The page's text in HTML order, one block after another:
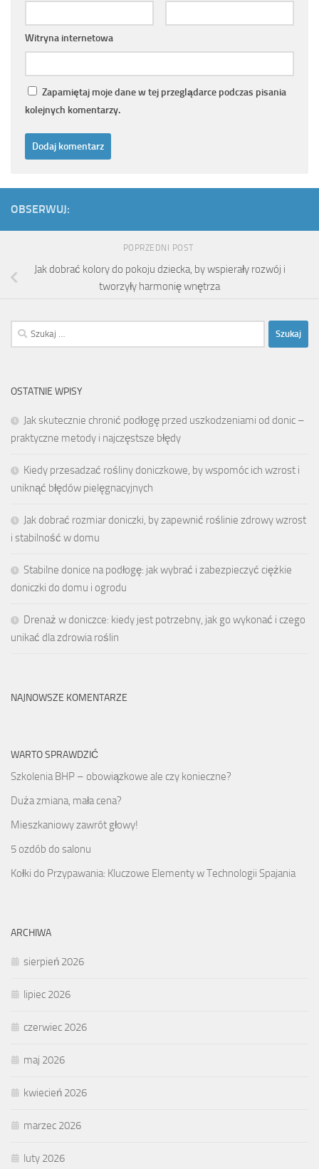
Witryna internetowa
Zapamiętaj moje dane w tej przeglądarce podczas pisania
kolejnych komentarzy.
OBSERWUJ:
POPRZEDNI POST
Jak dobrać kolory do pokoju dziecka, by wspierały rozwój i
tworzyły harmonię wnętrza
Szukaj:
OSTATNIE WPISY
Jak skutecznie chronić podłogę przed uszkodzeniami od donic –
praktyczne metody i najczęstsze błędy
Kiedy przesadzać rośliny doniczkowe, by wspomóc ich wzrost i
uniknąć błędów pielęgnacyjnych
Jak dobrać rozmiar doniczki, by zapewnić roślinie zdrowy wzrost
i stabilność w domu
Stabilne donice na podłogę: jak wybrać i zabezpieczyć ciężkie
doniczki do domu i ogrodu
Drenaż w doniczce: kiedy jest potrzebny, jak go wykonać i czego
unikać dla zdrowia roślin
NAJNOWSZE KOMENTARZE
WARTO SPRAWDZIĆ
Szkolenia BHP – obowiązkowe ale czy konieczne?
Duża zmiana, mała cena?
Mieszkaniowy zawrót głowy!
5 ozdób do salonu
Kołki do Przypawania: Kluczowe Elementy w Technologii Spajania
ARCHIWA
sierpień 2026
lipiec 2026
czerwiec 2026
maj 2026
kwiecień 2026
marzec 2026
luty 2026